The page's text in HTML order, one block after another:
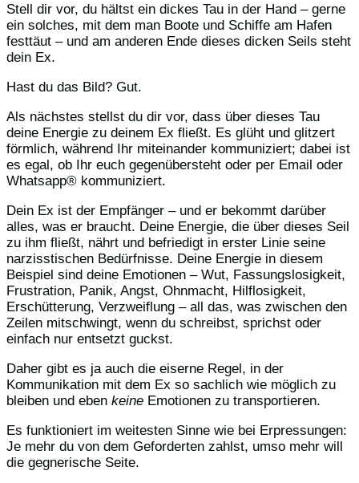
Stell dir vor, du hältst ein dickes Tau in der Hand – gerne
ein solches, mit dem man Boote und Schiffe am Hafen
festtäut – und am anderen Ende dieses dicken Seils steht
dein Ex.
Hast du das Bild? Gut.
Als nächstes stellst du dir vor, dass über dieses Tau
deine Energie zu deinem Ex fließt. Es glüht und glitzert
förmlich, während Ihr miteinander kommuniziert; dabei ist
es egal, ob Ihr euch gegenübersteht oder per Email oder
Whatsapp® kommuniziert.
Dein Ex ist der Empfänger – und er bekommt darüber
alles, was er braucht. Deine Energie, die über dieses Seil
zu ihm fließt, nährt und befriedigt in erster Linie seine
narzisstischen Bedürfnisse. Deine Energie in diesem
Beispiel sind deine Emotionen – Wut, Fassungslosigkeit,
Frustration, Panik, Angst, Ohnmacht, Hilflosigkeit,
Erschütterung, Verzweiflung – all das, was zwischen den
Zeilen mitschwingt, wenn du schreibst, sprichst oder
einfach nur entsetzt guckst.
Daher gibt es ja auch die eiserne Regel, in der
Kommunikation mit dem Ex so sachlich wie möglich zu
bleiben und eben keine Emotionen zu transportieren.
Es funktioniert im weitesten Sinne wie bei Erpressungen:
Je mehr du von dem Geforderten zahlst, umso mehr will
die gegnerische Seite.